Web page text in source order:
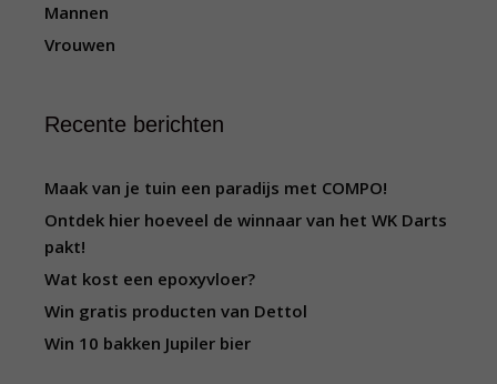
Mannen
Vrouwen
Recente berichten
Maak van je tuin een paradijs met COMPO!
Ontdek hier hoeveel de winnaar van het WK Darts
pakt!
Wat kost een epoxyvloer?
Win gratis producten van Dettol
Win 10 bakken Jupiler bier